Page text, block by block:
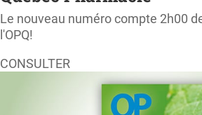
Le nouveau numéro compte 2h00
l'OPQ!
CONSULTER